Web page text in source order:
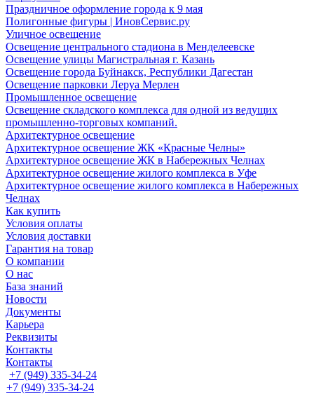
Праздничное оформление города к 9 мая
Полигонные фигуры | ИновСервис.ру
Уличное освещение
Освещение центрального стадиона в Менделеевске
Освещение улицы Магистральная г. Казань
Освещение города Буйнакск, Республики Дагестан
Освещение парковки Леруа Мерлен
Промышленное освещение
Освещение складского комплекса для одной из ведущих
промышленно-торговых компаний.
Архитектурное освещение
Архитектурное освещение ЖК «Красные Челны»
Архитектурное освещение ЖК в Набережных Челнах
Архитектурное освещение жилого комплекса в Уфе
Архитектурное освещение жилого комплекса в Набережных
Челнах
Как купить
Условия оплаты
Условия доставки
Гарантия на товар
О компании
О нас
База знаний
Новости
Документы
Карьера
Реквизиты
Контакты
Контакты
+7 (949) 335-34-24
+7 (949) 335-34-24